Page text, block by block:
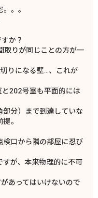
。。
か？
取りが同じことの方が一
りになる壁…、これが
202号室も平面的には
部分）まで到達していな
。
検口から隣の部屋に忍び
すが、本来物理的に不可
あってはいけないので